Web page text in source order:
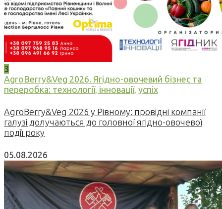
3
AgroBerry&Veg 2026. Ягідно-овочевий бізнес та
переробка: технології, інновації, успіх
AgroBerry&Veg 2026 у Рівному: провідні компанії
галузі долучаються до головної ягідно-овочевої
події року
05.08.2026